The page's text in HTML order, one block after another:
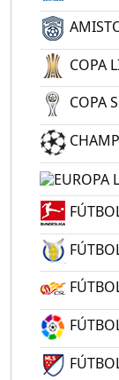
COPA
COPA